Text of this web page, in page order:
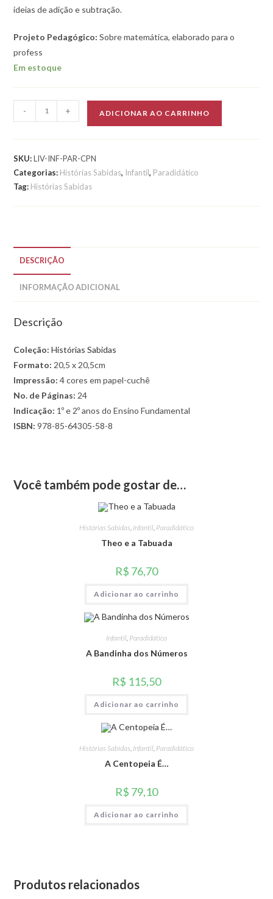
ideias de adição e subtração.
Projeto Pedagógico: Sobre matemática, elaborado para o
profess
Em estoque
Caso
Pintinhas
quantidade
- + ADICIONAR AO CARRINHO
SKU:LIV-INF-PAR-CPN
Categorias: Histórias Sabidas, Infantil, Paradidático
Tag: Histórias Sabidas
DESCRIÇÃO
INFORMAÇÃO ADICIONAL
Descrição
Coleção: Histórias Sabidas
Formato: 20,5 x 20,5cm
Impressão: 4 cores em papel-cuchê
No. de Páginas: 24
Indicação: 1º e 2º anos do Ensino Fundamental
ISBN: 978-85-64305-58-8
Você também pode gostar de…
Histórias Sabidas, Infantil, Paradidático
Theo e a Tabuada
R$ 76,70
Adicionar ao carrinho
Infantil, Paradidático
A Bandinha dos Números
R$ 115,50
Adicionar ao carrinho
Histórias Sabidas, Infantil, Paradidático
A Centopeia É…
R$ 79,10
Adicionar ao carrinho
Produtos relacionados